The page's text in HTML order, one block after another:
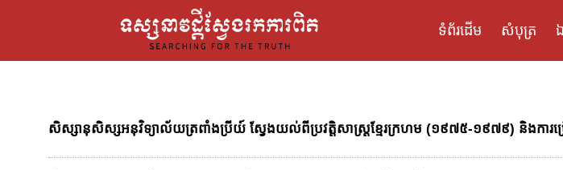
ទំព័រដើម សំបុត្រ
សិស្សានុសិស្សអនុវិទ្យាល័យត្រពាំងប្រីយ៍ ស្វែងយល់ពីប្រវត្ដិសាស្រ្ដខ្មែរក្រហម (១៩៧៥-១៩៧៩) និងការប្